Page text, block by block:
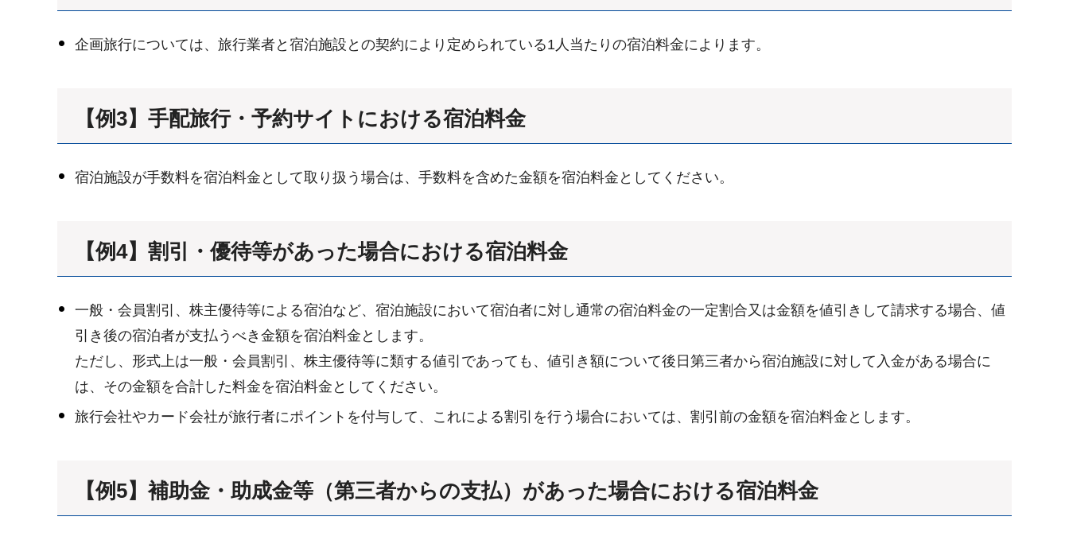
企画旅行については、旅行業者と宿泊施設との契約により定められている1人当たりの宿泊料金によります。
【例3】 手配旅行・予約サイトにおける宿泊料金
宿泊施設が手数料を宿泊料金として取り扱う場合は、手数料を含めた金額を宿泊料金としてください。
【例4】割引・優待等があった場合における宿泊料金
一般・会員割引、株主優待等による宿泊など、宿泊施設において宿泊者に対し通常の宿泊料金の一定割合又は金額を値引きして請求する場合、値
引き後の宿泊者が支払うべき金額を宿泊料金とします。
ただし、形式上は一般・会員割引、株主優待等に類する値引であっても、値引き額について後日第三者から宿泊施設に対して入金がある場合に
は、その金額を合計した料金を宿泊料金としてください。
旅行会社やカード会社が旅行者にポイントを付与して、これによる割引を行う場合においては、割引前の金額を宿泊料金とします。
【例5】補助金・助成金等（第三者からの支払）があった場合における宿泊料金